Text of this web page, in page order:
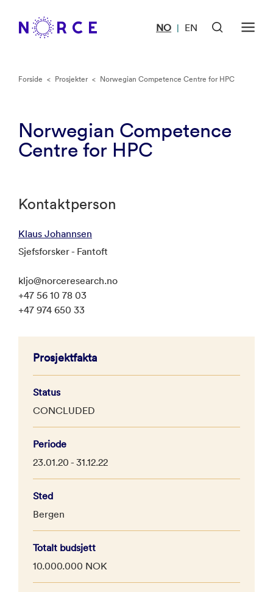
NO | EN
Forside < Prosjekter < Norwegian Competence Centre for HPC
Norwegian Competence
Centre for HPC
Kontaktperson
Klaus Johannsen
Sjefsforsker - Fantoft
kljo@norceresearch.no
+47 56 10 78 03
+47 974 650 33
Prosjektfakta
Status
CONCLUDED
Periode
23.01.20 - 31.12.22
Sted
Bergen
Totalt budsjett
10.000.000 NOK